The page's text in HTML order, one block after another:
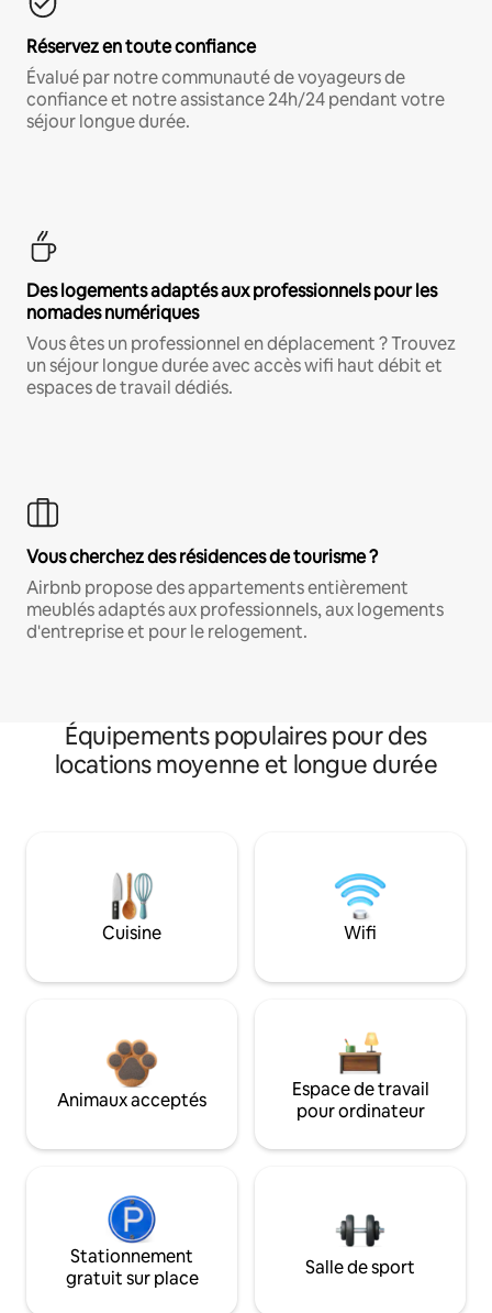
Réservez en toute confiance
Évalué par notre communauté de voyageurs de
confiance et notre assistance 24h/24 pendant votre
séjour longue durée.
Des logements adaptés aux professionnels pour les
nomades numériques
Vous êtes un professionnel en déplacement ? Trouvez
un séjour longue durée avec accès wifi haut débit et
espaces de travail dédiés.
Vous cherchez des résidences de tourisme ?
Airbnb propose des appartements entièrement
meublés adaptés aux professionnels, aux logements
d'entreprise et pour le relogement.
Équipements populaires pour des
locations moyenne et longue durée
Cuisine Wifi
Animaux acceptés
Espace de travail
pour ordinateur
Stationnement
gratuit sur place
Salle de sport